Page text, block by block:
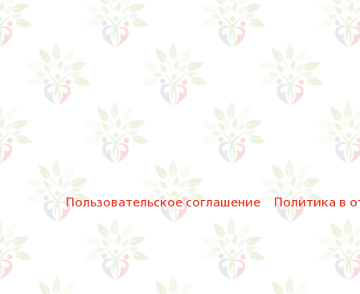
Пользовательское соглашение Политика в